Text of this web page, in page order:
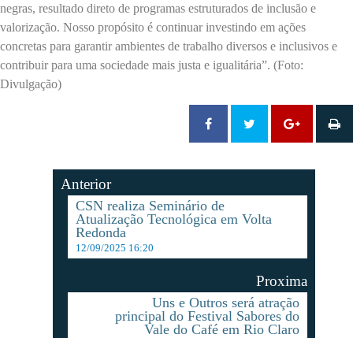
negras, resultado direto de programas estruturados de inclusão e
valorização. Nosso propósito é continuar investindo em ações
concretas para garantir ambientes de trabalho diversos e inclusivos e
contribuir para uma sociedade mais justa e igualitária”. (Foto:
Divulgação)
Anterior
CSN realiza Seminário de
Atualização Tecnológica em Volta
Redonda
12/09/2025 16:20
Proxima
Uns e Outros será atração
principal do Festival Sabores do
Vale do Café em Rio Claro